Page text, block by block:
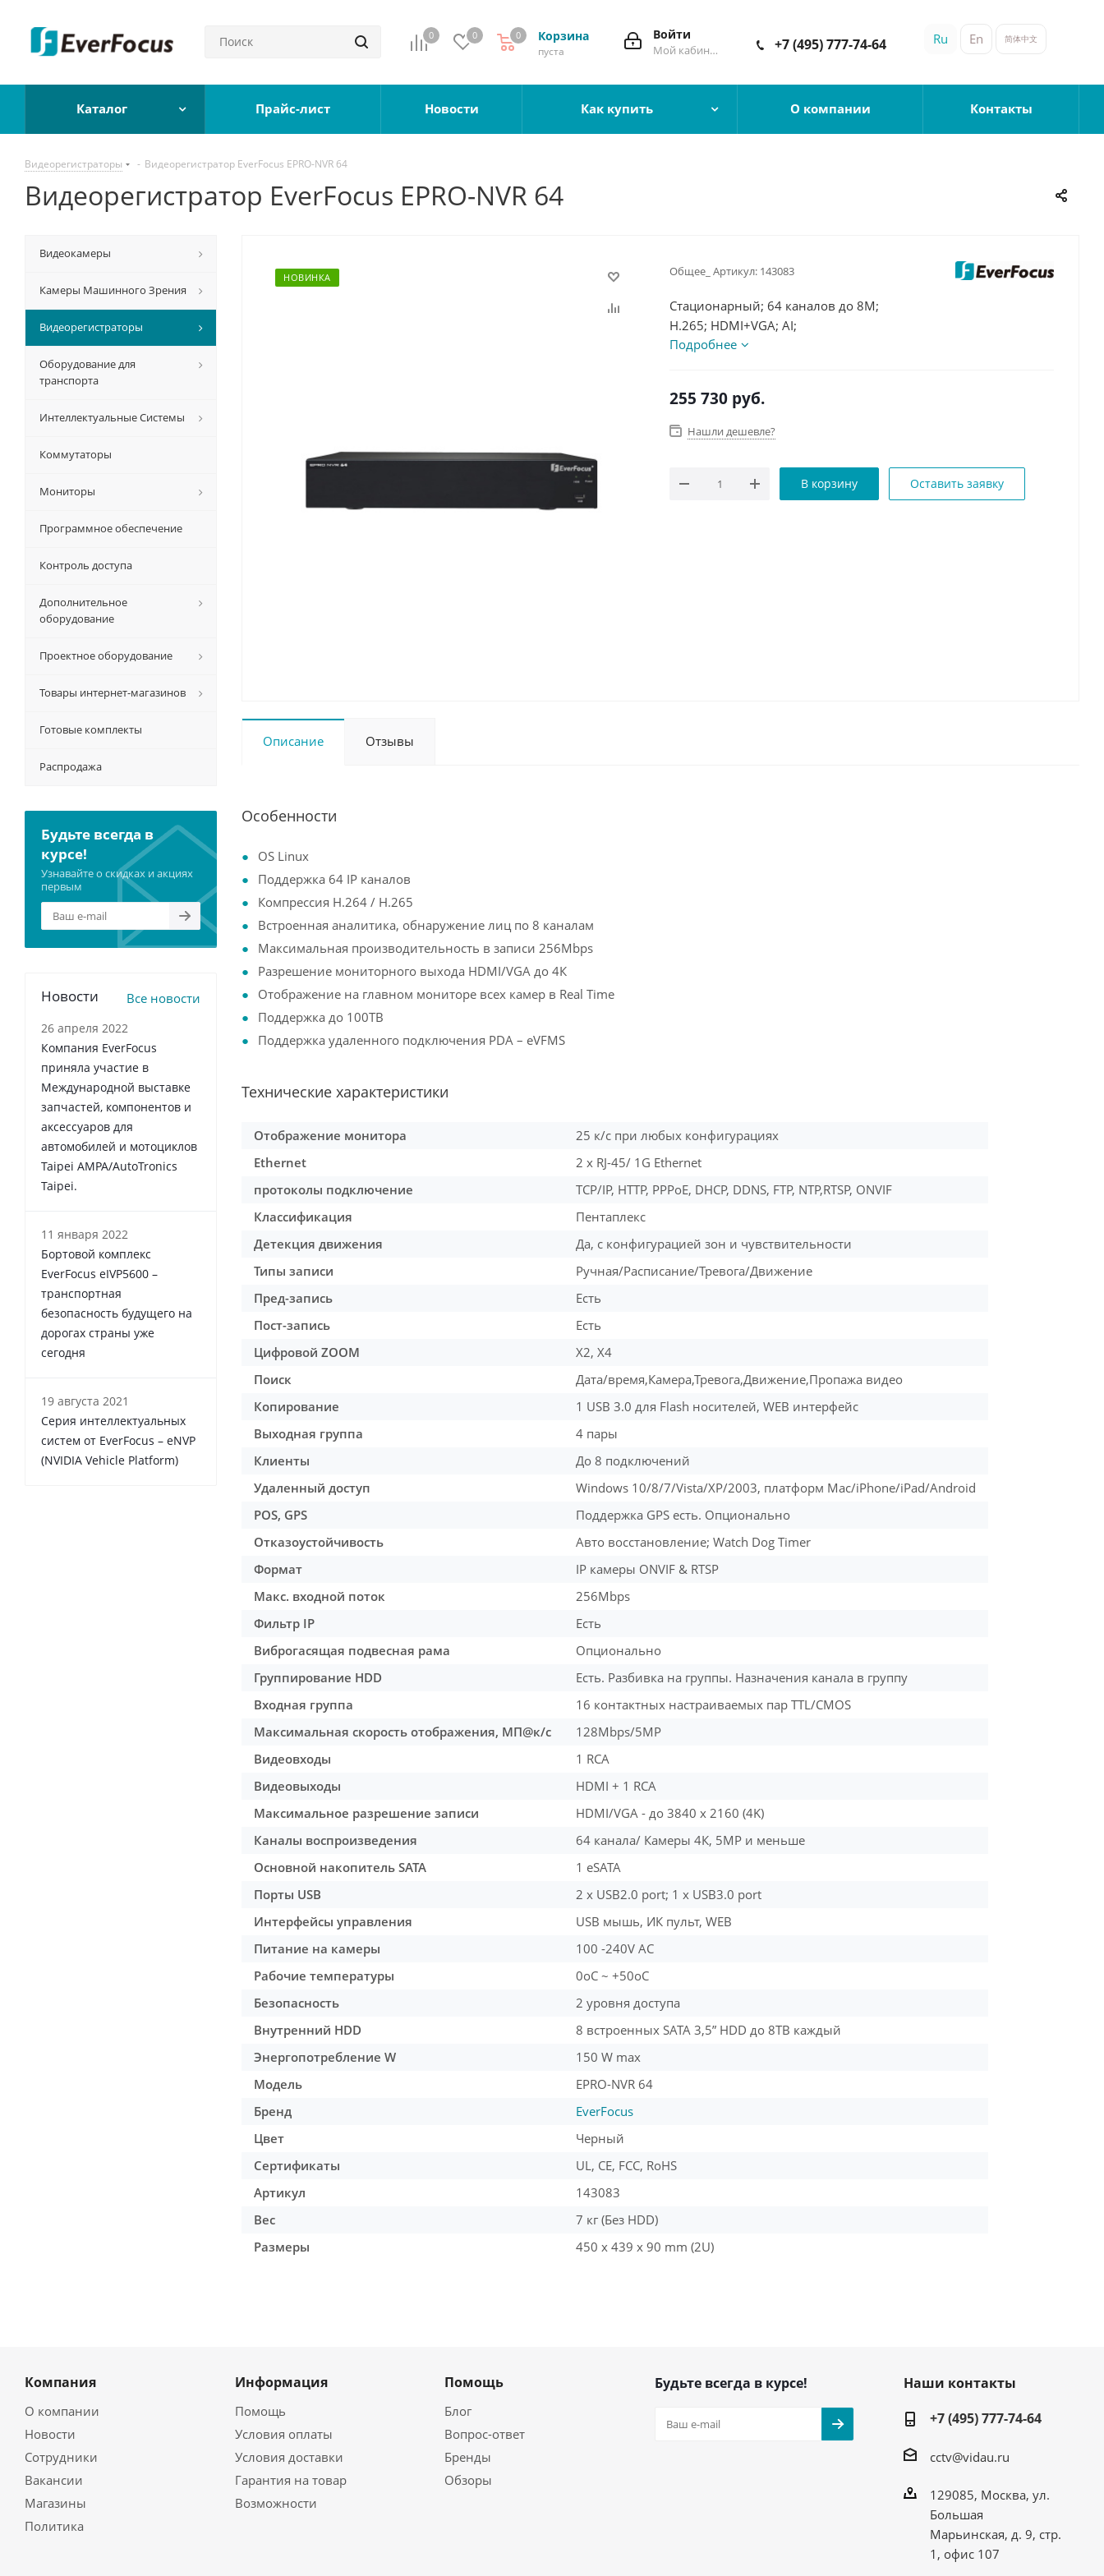
0 0 Корзина
пуста
0 Войти
Мой кабинет +7 (495) 777-74-64 Ru En 简体中文
Каталог Прайс-лист Новости Как купить О компании Контакты
Видеорегистраторы - Видеорегистратор EverFocus EPRO-NVR 64
Видеорегистратор EverFocus EPRO-NVR 64
НОВИНКА Общее_ Артикул: 143083
Стационарный; 64 каналов до 8M;
H.265; HDMI+VGA; AI;
8HDD до 8Tb, eSATA; RJ45-1Gbs;
Подробнее
255 730 руб.
Нашли дешевле?
В корзину Оставить заявку
Описание Отзывы
Особенности
OS Linux
Поддержка 64 IP каналов
Компрессия H.264 / H.265
Встроенная аналитика, обнаружение лиц по 8 каналам
Максимальная производительность в записи 256Mbps
Разрешение мониторного выхода HDMI/VGA до 4К
Отображение на главном мониторе всех камер в Real Time
Поддержка до 100TB
Поддержка удаленного подключения PDA – eVFMS
Технические характеристики
Отображение монитора
25 к/с при любых конфигурациях
Ethernet
2 х RJ-45/ 1G Ethernet
протоколы подключение
TCP/IP, HTTP, PPPoE, DHCP, DDNS, FTP, NTP,RTSP, ONVIF
Классификация
Пентаплекс
Детекция движения
Да, с конфигурацией зон и чувствительности
Типы записи
Ручная/Расписание/Тревога/Движение
Пред-запись
Есть
Пост-запись
Есть
Цифровой ZOOM
X2, X4
Поиск
Дата/время,Камера,Тревога,Движение,Пропажа видео
Копирование
1 USB 3.0 для Flash носителей, WEB интерфейс
Выходная группа
4 пары
Клиенты
До 8 подключений
Удаленный доступ
Windows 10/8/7/Vista/XP/2003, платформ Mac/iPhone/iPad/Android
POS, GPS
Поддержка GPS есть. Опционально
Отказоустойчивость
Авто восстановление; Watch Dog Timer
Формат
IP камеры ONVIF & RTSP
Макс. входной поток
256Mbps
Фильтр IP
Есть
Виброгасящая подвесная рама
Опционально
Группирование HDD
Есть. Разбивка на группы. Назначения канала в группу
Входная группа
16 контактных настраиваемых пар TTL/CMOS
Максимальная скорость отображения, МП@к/с
128Mbps/5MP
Видеовходы
1 RCA
Видеовыходы
HDMI + 1 RCA
Максимальное разрешение записи
HDMI/VGA - до 3840 x 2160 (4K)
Каналы воспроизведения
64 канала/ Камеры 4К, 5MP и меньше
Основной накопитель SATA
1 eSATA
Порты USB
2 x USB2.0 port; 1 x USB3.0 port
Интерфейсы управления
USB мышь, ИК пульт, WEB
Питание на камеры
100 -240V AC
Рабочие температуры
0oC ~ +50oC
Безопасность
2 уровня доступа
Внутренний HDD
8 встроенных SATA 3,5” HDD до 8TB каждый
Энергопотребление W
150 W max
Модель
EPRO-NVR 64
Бренд
EverFocus
Цвет
Черный
Сертификаты
UL, CE, FCC, RoHS
Артикул
143083
Вес
7 кг (Без HDD)
Размеры
450 x 439 x 90 mm (2U)
Видеокамеры
Камеры Машинного Зрения
Видеорегистраторы
Оборудование для
транспорта
Интеллектуальные Системы
Коммутаторы
Мониторы
Программное обеспечение
Контроль доступа
Дополнительное
оборудование
Проектное оборудование
Товары интернет-магазинов
Готовые комплекты
Распродажа
Будьте всегда в
курсе!
Узнавайте о скидках и акциях
первым
Новости Все новости
26 апреля 2022
Компания EverFocus
приняла участие в
Международной выставке
запчастей, компонентов и
аксессуаров для
автомобилей и мотоциклов
Taipei AMPA/AutoTronics
Taipei.
11 января 2022
Бортовой комплекс
EverFocus eIVP5600 –
транспортная
безопасность будущего на
дорогах страны уже
сегодня
19 августа 2021
Серия интеллектуальных
систем от EverFocus – eNVP
(NVIDIA Vehicle Platform)
Компания
О компании
Новости
Сотрудники
Вакансии
Магазины
Политика
Информация
Помощь
Условия оплаты
Условия доставки
Гарантия на товар
Возможности
Помощь
Блог
Вопрос-ответ
Бренды
Обзоры
Будьте всегда в курсе!
Наши контакты
+7 (495) 777-74-64
cctv@vidau.ru
129085, Москва, ул.
Большая
Марьинская, д. 9, стр.
1, офис 107